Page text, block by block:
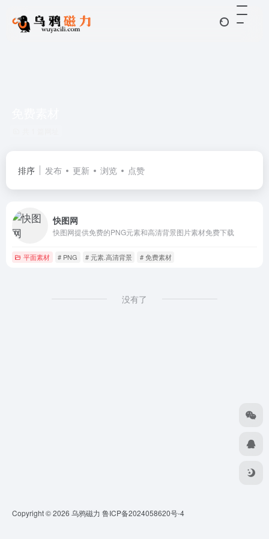
排序 发布 更新 浏览 点赞
快图网
快图网提供免费的PNG元素和高清背景图片素材免费下载
平面素材 # PNG # 元素.高清背景 # 免费素材
没有了
Copyright © 2026 乌鸦磁力 鲁ICP备2024058620号-4